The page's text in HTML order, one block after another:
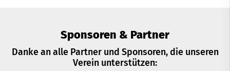
Sponsoren & Partner
Danke an alle Partner und Sponsoren, die unseren
Verein unterstützen: